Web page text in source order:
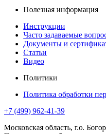
Полезная информация
Инструкции
Часто задаваемые
Документы и
Статьи
Видео
Политики
Политика обработки
+7 (499) 962-41-39
Московская область, г.о.